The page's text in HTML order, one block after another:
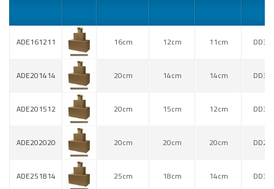
ADE161211 16cm 12cm 11cm DD30
ADE201414 20cm 14cm 14cm DD30
ADE201512 20cm 15cm 12cm DD30
ADE202020 20cm 20cm 20cm DD20
ADE251814 25cm 18cm 14cm DD30